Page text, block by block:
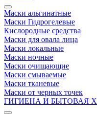
Маски альгинатные
Маски Гидрогелевые
Кислородные средства
Маски для овала лица
Маски локальные
Маски ночные
Маски очищающие
Маски смываемые
Маски тканевые
Маски от черных точек
ГИГИЕНА И БЫТОВАЯ